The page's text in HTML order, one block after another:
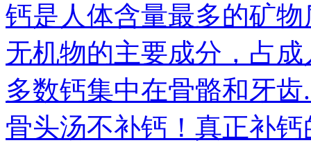
钙是人体含量最多的矿
无机物的主要成分，占
多数钙集中在骨骼和牙齿
骨头汤不补钙！真正补